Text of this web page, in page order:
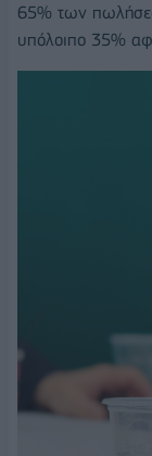
65% των
υπόλοιπο 35%